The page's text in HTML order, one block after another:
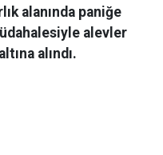
alanında paniğe
alevler
alındı.